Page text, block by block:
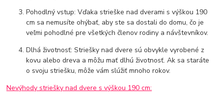
Pohodlný vstup: Vďaka strieške nad dverami s výškou 190
cm sa nemusíte ohýbať, aby ste sa dostali do domu, čo je
veľmi pohodlné pre všetkých členov rodiny a návštevníkov.
Dlhá životnosť: Striešky nad dvere sú obvykle vyrobené z
kovu alebo dreva a môžu mať dlhú životnosť. Ak sa staráte
o svoju striešku, môže vám slúžiť mnoho rokov.
Nevýhody striešky nad dvere s výškou 190 cm: